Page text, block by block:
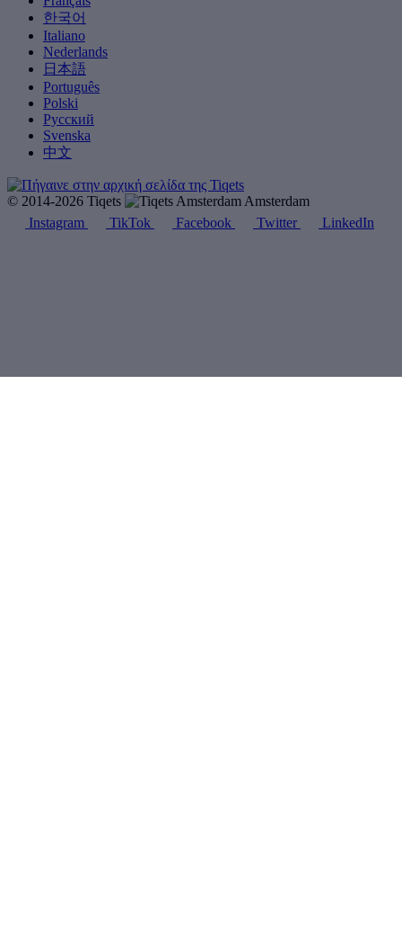
한국어
Italiano
Nederlands
日本語
Português
Polski
Русский
Svenska
中文
© 2014-2026 Tiqets
Amsterdam
Instagram
TikTok Facebook Twitter LinkedIn